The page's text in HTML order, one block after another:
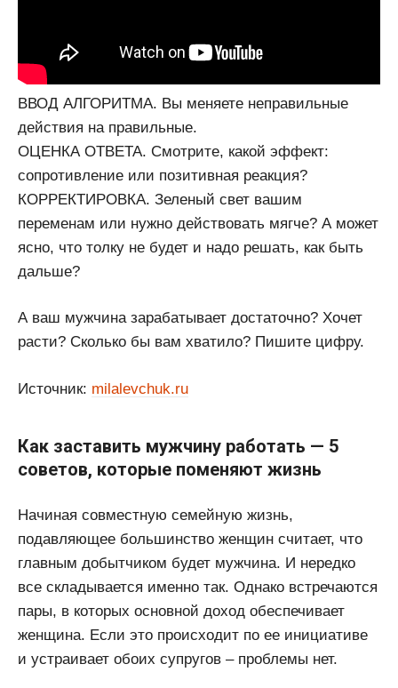
ВВОД АЛГОРИТМА. Вы меняете неправильные
действия на правильные.
ОЦЕНКА ОТВЕТА. Смотрите, какой эффект:
сопротивление или позитивная реакция?
КОРРЕКТИРОВКА. Зеленый свет вашим
переменам или нужно действовать мягче? А может
ясно, что толку не будет и надо решать, как быть
дальше?
А ваш мужчина зарабатывает достаточно? Хочет
расти? Сколько бы вам хватило? Пишите цифру.
Источник: milalevchuk.ru
Как заставить мужчину работать — 5
советов, которые поменяют жизнь
Начиная совместную семейную жизнь,
подавляющее большинство женщин считает, что
главным добытчиком будет мужчина. И нередко
все складывается именно так. Однако встречаются
пары, в которых основной доход обеспечивает
женщина. Если это происходит по ее инициативе
и устраивает обоих супругов – проблемы нет.